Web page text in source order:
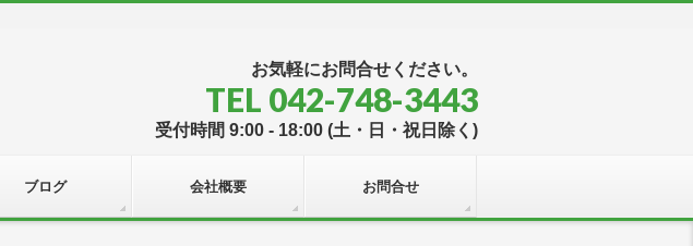
お気軽にお問合せください。
TEL 042-748-3443
受付時間 9:00 - 18:00 (土・日・祝日除く)
ブログ 会社概要 お問合せ